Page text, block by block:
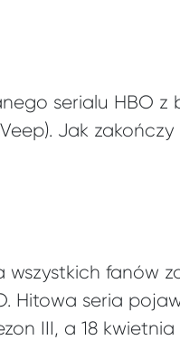
serialu HBO z
Jak zakończy
fanów
Hitowa seria
III, a 18 kwietnia